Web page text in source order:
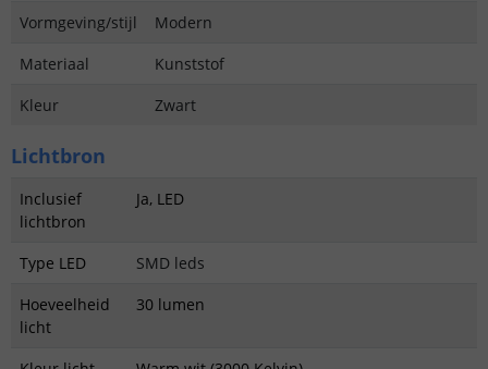
Vormgeving/stijl
Modern
Materiaal
Kunststof
Kleur
Zwart
Lichtbron
Inclusief
lichtbron
Ja, LED
Type LED
SMD leds
Hoeveelheid
licht
30 lumen